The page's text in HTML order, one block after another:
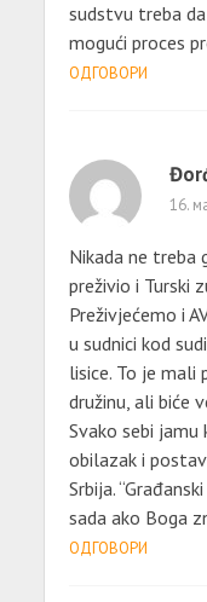
sudstvu treba
mogući proces
ОДГОВОРИ
16.
Nikada ne treba
preživio i Turski
Preživjećemo i
u sudnici kod
lisice. To je mali
družinu, ali biće
Svako sebi jamu
obilazak i
Srbija.
sada ako Boga
ОДГОВОРИ